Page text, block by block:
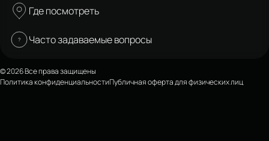
Где посмотреть
Часто задаваемые вопросы
© 2026 Все права защищены
Политика конфиденциальностиПубличная оферта для физических лиц